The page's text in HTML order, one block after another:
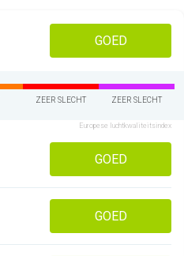
GOED
ZEER SLECHT ZEER SLECHT
Europese luchtkwaliteitsindex
GOED
GOED